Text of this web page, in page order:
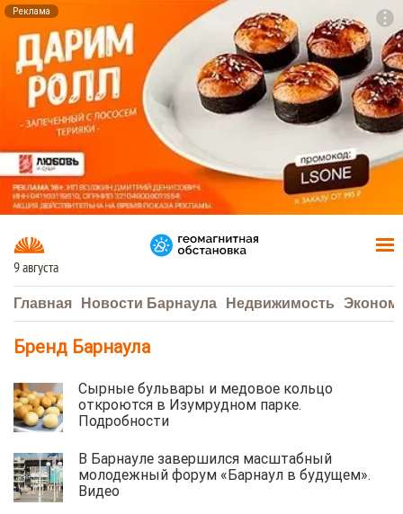
Реклама
9 августа
Главная Новости Барнаула Недвижимость
Бренд Барнаула
Сырные бульвары и медовое кольцо
откроются в Изумрудном парке.
Подробности
В Барнауле завершился масштабный
молодежный форум «Барнаул в будущем».
Видео